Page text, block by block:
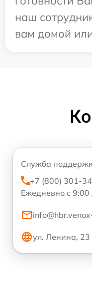
наш
вам домой
Служба
+7 (800) 301-
Ежедневно с 9:00
ул. Ленина, 23